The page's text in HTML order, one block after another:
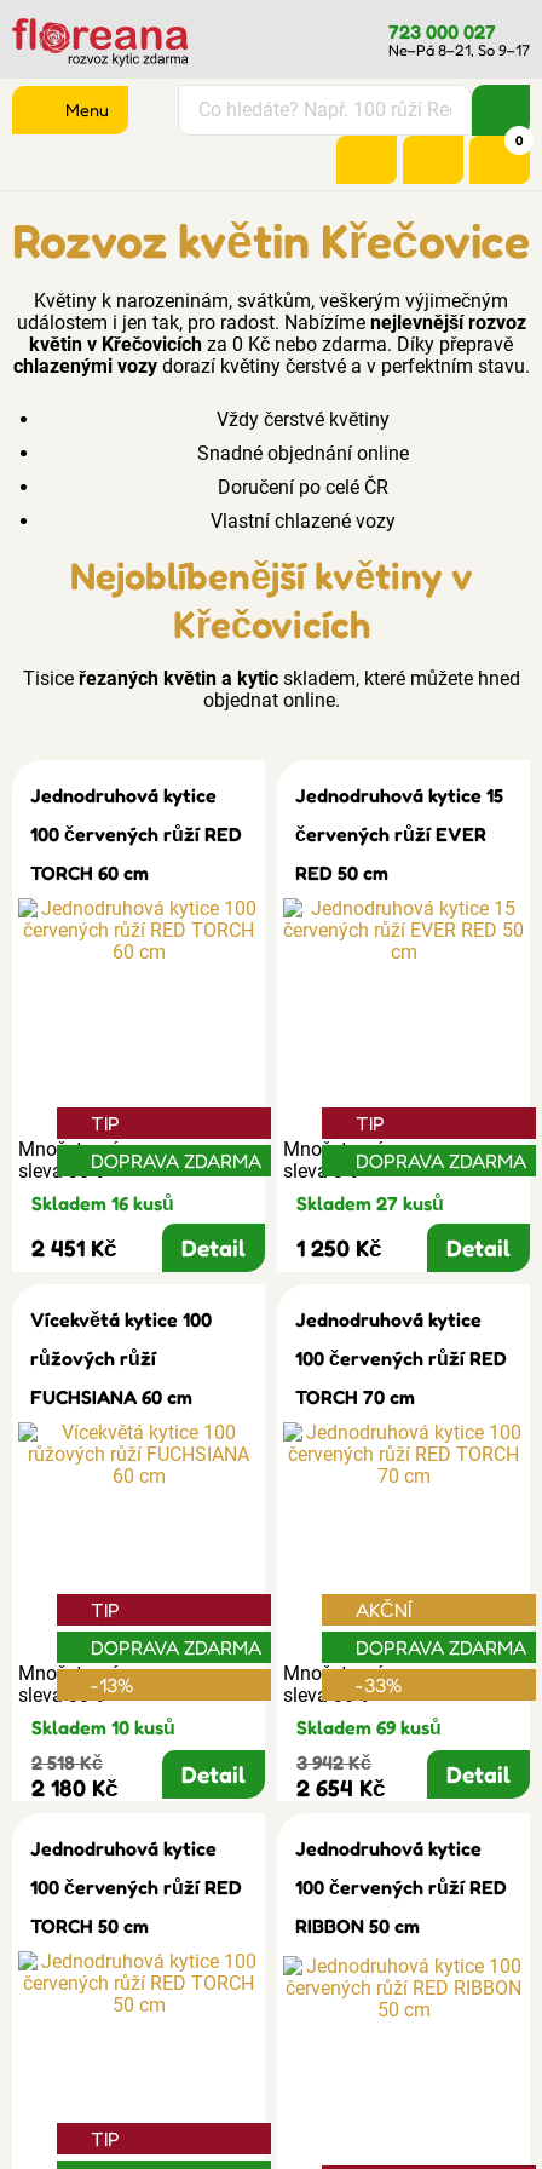
723 000 027
Ne–Pá 8–21, So 9–17
0
Menu
Rozvoz květin Křečovice
Květiny k narozeninám, svátkům, veškerým výjimečným
událostem i jen tak, pro radost. Nabízíme nejlevnější rozvoz
květin v Křečovicích za 0 Kč nebo zdarma. Díky přepravě
chlazenými vozydorazí květiny čerstvé a v perfektním stavu.
Vždy čerstvé květiny
Snadné objednání online
Doručení po celé ČR
Vlastní chlazené vozy
Nejoblíbenější květiny v
Křečovicích
Tisice řezaných květin a kyticskladem, které můžete hned
objednat online.
Jednodruhová kytice
100 červených růží RED
TORCH 60 cm
Množstevní
sleva 30%
TIP
DOPRAVA ZDARMA
Skladem 16 kusů
2 451 Kč Detail
Jednodruhová kytice 15
červených růží EVER
RED 50 cm
Množstevní
sleva 3%
TIP
DOPRAVA ZDARMA
Skladem 27 kusů
1 250 Kč Detail
Vícekvětá kytice 100
růžových růží
FUCHSIANA 60 cm
Množstevní
sleva 30%
TIP
DOPRAVA ZDARMA
-13%
Skladem 10 kusů
2 518 Kč
2 180 Kč Detail
Jednodruhová kytice
100 červených růží RED
TORCH 70 cm
Množstevní
sleva 30%
AKČNÍ
DOPRAVA ZDARMA
-33%
Skladem 69 kusů
3 942 Kč
2 654 Kč Detail
Jednodruhová kytice
100 červených růží RED
TORCH 50 cm
TIP
Jednodruhová kytice
100 červených růží RED
RIBBON 50 cm